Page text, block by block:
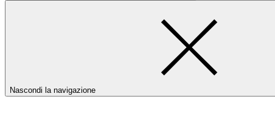
Nascondi la navigazione